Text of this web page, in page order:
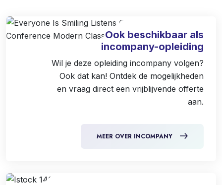
Ook beschikbaar als
incompany-opleiding
Wil je deze opleiding incompany volgen?
Ook dat kan! Ontdek de mogelijkheden
en vraag direct een vrijblijvende offerte
aan.
MEER OVER INCOMPANY